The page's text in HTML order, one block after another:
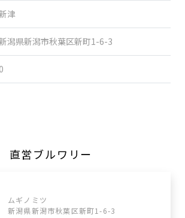
津
潟県新潟市秋葉区新町1-6-3
0
直営ブルワリー
ムギノミツ
新潟県新潟市秋葉区新町1-6-3